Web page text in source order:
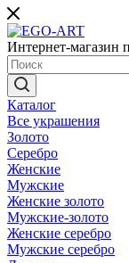
Интернет-магазин
Каталог
Все украшения
Золото
Серебро
Женские
Мужские
Женские золото
Мужские-золото
Женские серебро
Мужские серебро